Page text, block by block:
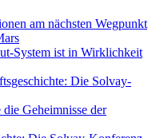
am nächsten Wegpunkt
System ist in Wirklichkeit
Die Solvay-
Geheimnisse der